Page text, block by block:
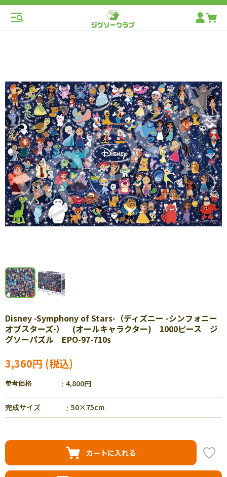
Disney -Symphony of Stars-（ディズニー -シンフォニー
オブスターズ-） (オールキャラクター) 1000ピース ジ
グソーパズル EPO-97-710s
3,360円
参考価格 4,800円
完成サイズ 50×75cm
カートに入れる